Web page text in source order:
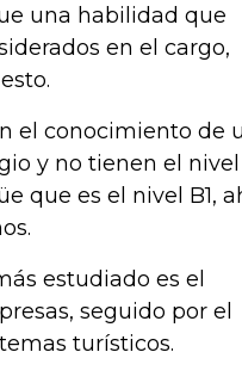
una habilidad que
en el cargo,
el conocimiento de
y no tienen el
que es el nivel B1,
estudiado es el
seguido por el
turísticos.